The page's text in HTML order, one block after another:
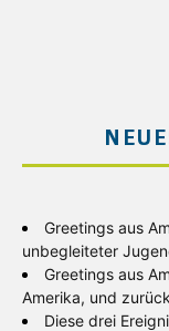
Greetings aus
unbegleiteter
Greetings aus
Amerika, und
Diese drei